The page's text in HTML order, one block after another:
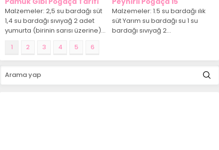
Malzemeler: 2,5 su bardağı süt
1,4 su bardağı sıvıyağ 2 adet
yumurta (birinin sarısı üzerine)...
Malzemeler: 1.5 su bardağı ılık
süt Yarım su bardağı su 1 su
bardağı sıvıyağ 2...
1
2 3 4 5 6